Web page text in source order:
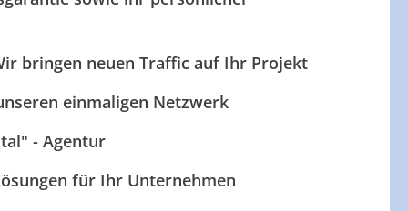
bringen neuen Traffic auf Ihr Projekt
einmaligen Netzwerk
- Agentur
für Ihr Unternehmen